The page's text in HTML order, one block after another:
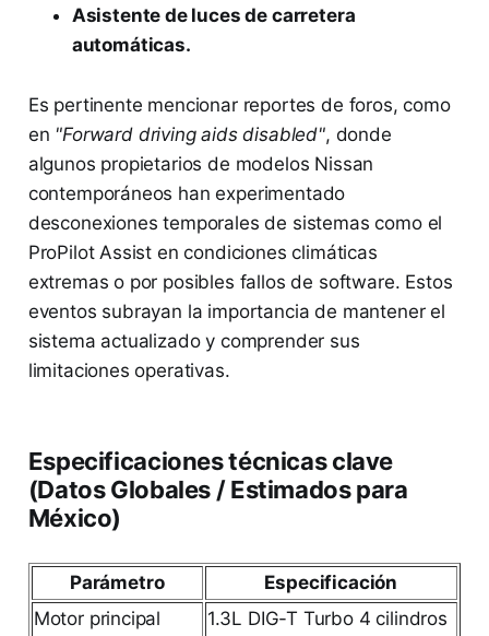
Asistente de luces de carretera
automáticas.
Es pertinente mencionar reportes de foros, como
en "Forward driving aids disabled", donde
algunos propietarios de modelos Nissan
contemporáneos han experimentado
desconexiones temporales de sistemas como el
ProPilot Assist en condiciones climáticas
extremas o por posibles fallos de software. Estos
eventos subrayan la importancia de mantener el
sistema actualizado y comprender sus
limitaciones operativas.
Especificaciones técnicas clave
(Datos Globales / Estimados para
México)
Parámetro
Especificación
Motor principal
1.3L DIG-T Turbo 4 cilindros